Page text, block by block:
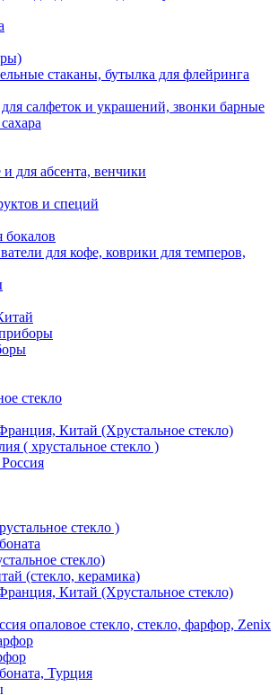
стаканы, бутылка для флейринга
салфеток и украшений, звонки барные
для абсента, венчики
и специй
для кофе, коврики для темперов,
стекло
Китай (Хрустальное стекло)
( хрустальное стекло )
стекло )
стекло)
(стекло, керамика)
Китай (Хрустальное стекло)
опаловое стекло, стекло, фарфор, Zenix
Турция